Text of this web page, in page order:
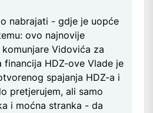
nabrajati - gdje je uopće
ovo najnovije
Vidovića za
financija HDZ-ove Vlade je
spajanja HDZ-a i
pretjerujem, ali samo
i moćna stranka - da